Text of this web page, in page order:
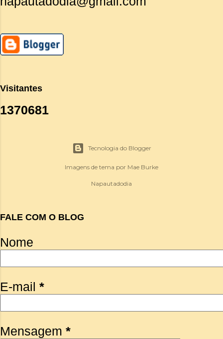
Visitantes
1370681
Tecnologia do Blogger
Imagens de tema por Mae Burke
Napautadodia
FALE COM O BLOG
Nome
E-mail *
Mensagem *